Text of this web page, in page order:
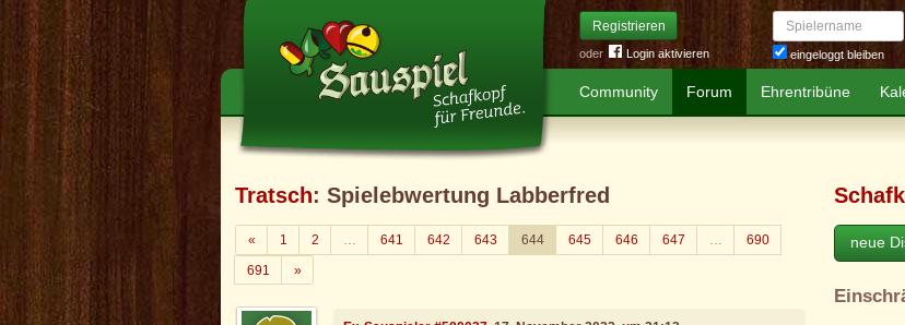
Registrieren
oder Login aktivieren
Spielername
eingeloggt bleiben
Community Forum Ehrentribüne
Tratsch: Spielebwertung Labberfred
«Zurück
1 2 … 641 642 643 644 645 646 647 …
690
691
»Weiter
neue